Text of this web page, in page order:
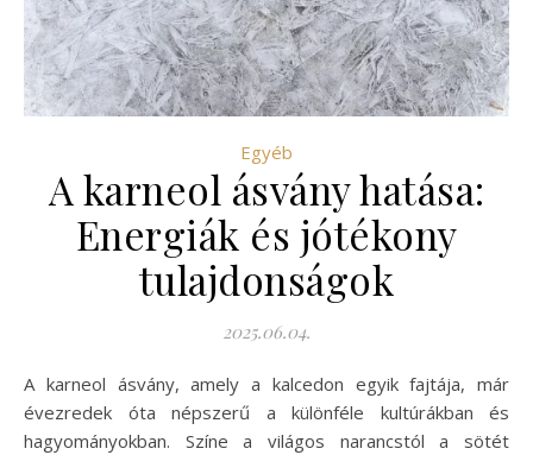
Egyéb
A karneol ásvány hatása:
Energiák és jótékony
tulajdonságok
2025.06.04.
A karneol ásvány, amely a kalcedon egyik fajtája, már
évezredek óta népszerű a különféle kultúrákban és
hagyományokban. Színe a világos narancstól a sötét